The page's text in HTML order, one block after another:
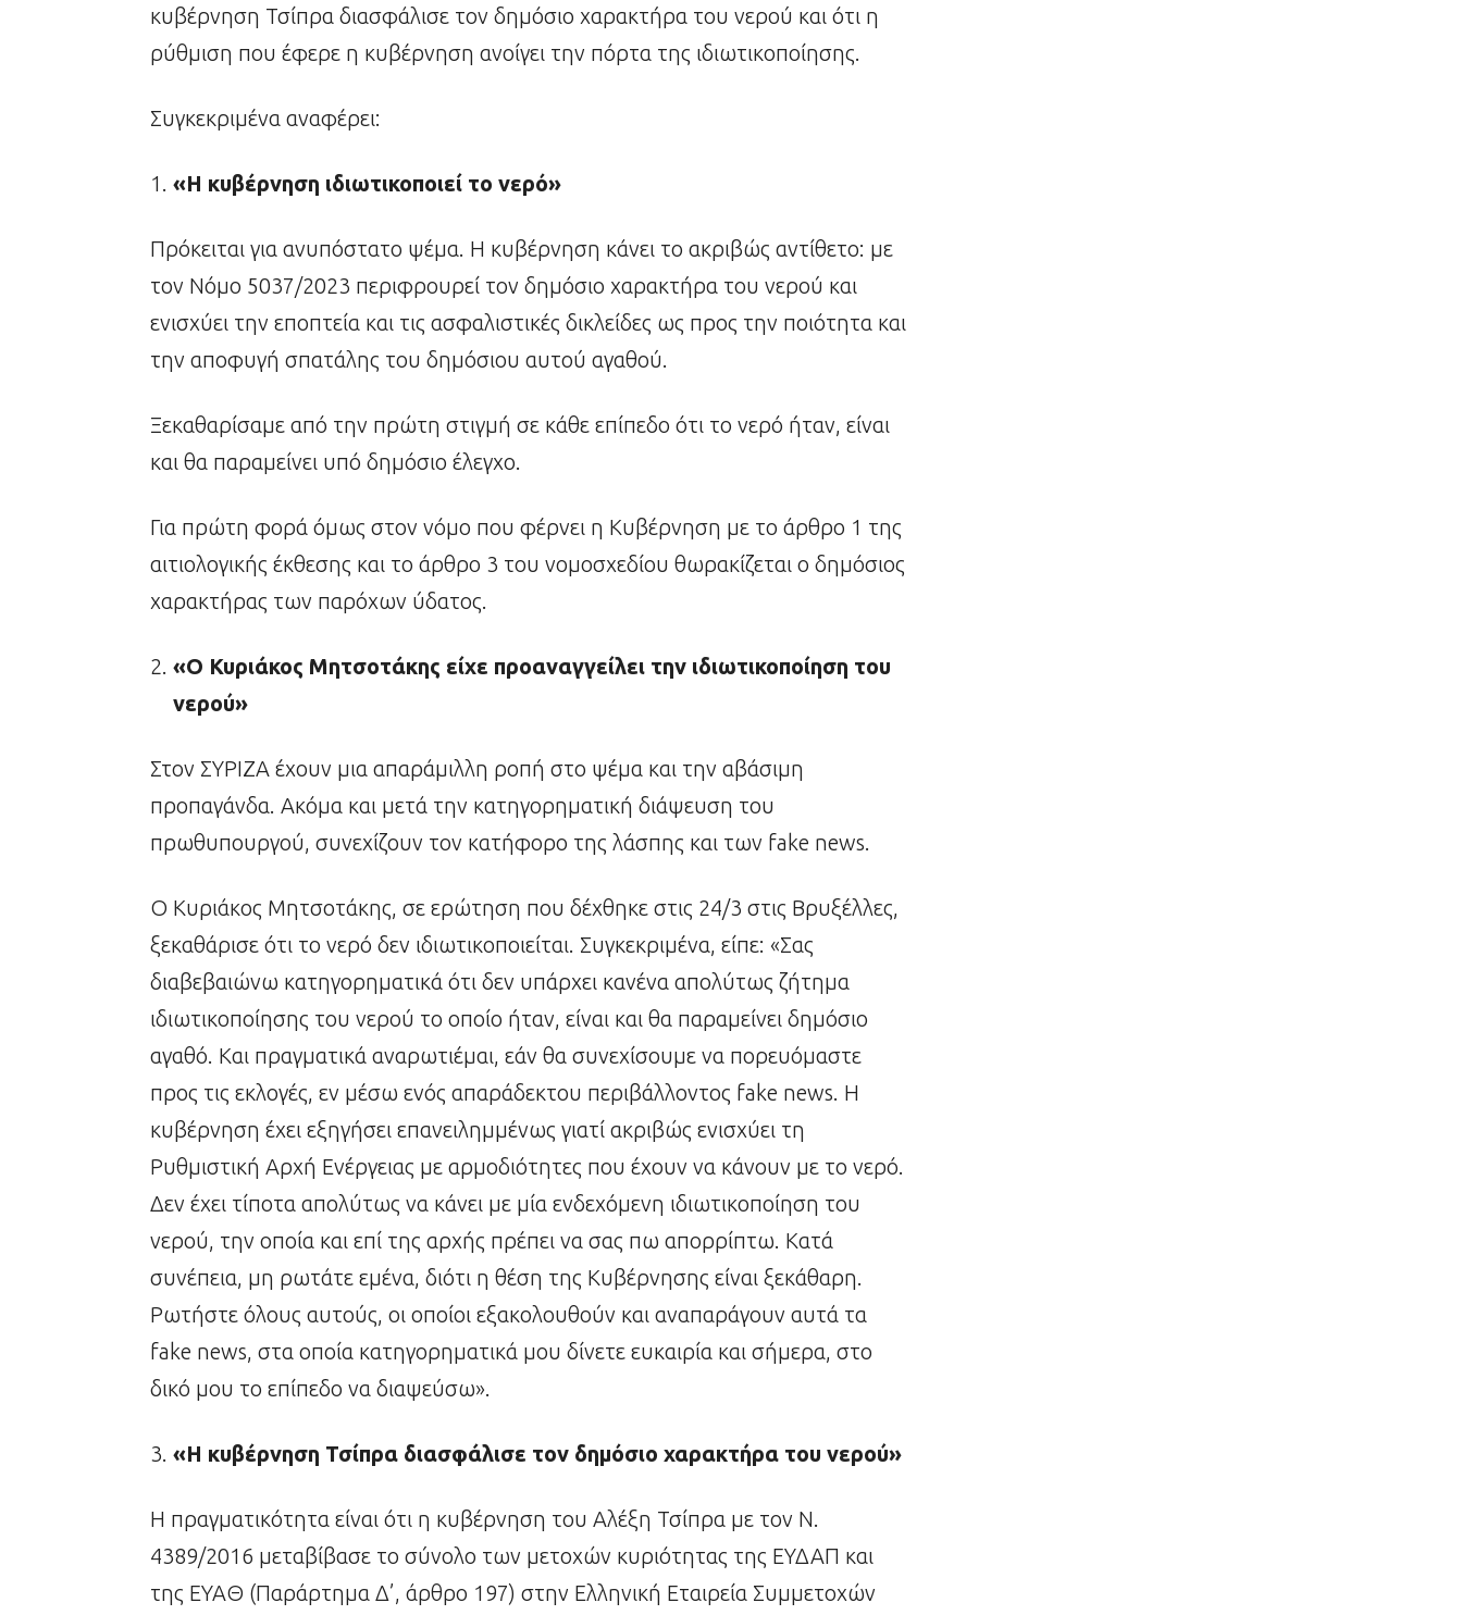
κυβέρνηση Τσίπρα διασφάλισε τον δημόσιο χαρακτήρα του νερού και ότι η
ρύθμιση που έφερε η κυβέρνηση ανοίγει την πόρτα της ιδιωτικοποίησης.
Συγκεκριμένα αναφέρει:
«Η κυβέρνηση ιδιωτικοποιεί το νερό»
Πρόκειται για ανυπόστατο ψέμα. Η κυβέρνηση κάνει το ακριβώς αντίθετο: με
τον Νόμο 5037/2023 περιφρουρεί τον δημόσιο χαρακτήρα του νερού και
ενισχύει την εποπτεία και τις ασφαλιστικές δικλείδες ως προς την ποιότητα και
την αποφυγή σπατάλης του δημόσιου αυτού αγαθού.
Ξεκαθαρίσαμε από την πρώτη στιγμή σε κάθε επίπεδο ότι το νερό ήταν, είναι
και θα παραμείνει υπό δημόσιο έλεγχο.
Για πρώτη φορά όμως στον νόμο που φέρνει η Κυβέρνηση με το άρθρο 1 της
αιτιολογικής έκθεσης και το άρθρο 3 του νομοσχεδίου θωρακίζεται ο δημόσιος
χαρακτήρας των παρόχων ύδατος.
«Ο Κυριάκος Μητσοτάκης είχε προαναγγείλει την ιδιωτικοποίηση του
νερού»
Στον ΣΥΡΙΖΑ έχουν μια απαράμιλλη ροπή στο ψέμα και την αβάσιμη
προπαγάνδα. Ακόμα και μετά την κατηγορηματική διάψευση του
πρωθυπουργού, συνεχίζουν τον κατήφορο της λάσπης και των fake news.
Ο Κυριάκος Μητσοτάκης, σε ερώτηση που δέχθηκε στις 24/3 στις Βρυξέλλες,
ξεκαθάρισε ότι το νερό δεν ιδιωτικοποιείται. Συγκεκριμένα, είπε: «Σας
διαβεβαιώνω κατηγορηματικά ότι δεν υπάρχει κανένα απολύτως ζήτημα
ιδιωτικοποίησης του νερού το οποίο ήταν, είναι και θα παραμείνει δημόσιο
αγαθό. Και πραγματικά αναρωτιέμαι, εάν θα συνεχίσουμε να πορευόμαστε
προς τις εκλογές, εν μέσω ενός απαράδεκτου περιβάλλοντος fake news. Η
κυβέρνηση έχει εξηγήσει επανειλημμένως γιατί ακριβώς ενισχύει τη
Ρυθμιστική Αρχή Ενέργειας με αρμοδιότητες που έχουν να κάνουν με το νερό.
Δεν έχει τίποτα απολύτως να κάνει με μία ενδεχόμενη ιδιωτικοποίηση του
νερού, την οποία και επί της αρχής πρέπει να σας πω απορρίπτω. Κατά
συνέπεια, μη ρωτάτε εμένα, διότι η θέση της Κυβέρνησης είναι ξεκάθαρη.
Ρωτήστε όλους αυτούς, οι οποίοι εξακολουθούν και αναπαράγουν αυτά τα
fake news, στα οποία κατηγορηματικά μου δίνετε ευκαιρία και σήμερα, στο
δικό μου το επίπεδο να διαψεύσω».
«Η κυβέρνηση Τσίπρα διασφάλισε τον δημόσιο χαρακτήρα του νερού»
Η πραγματικότητα είναι ότι η κυβέρνηση του Αλέξη Τσίπρα με τον Ν.
4389/2016 μεταβίβασε το σύνολο των μετοχών κυριότητας της ΕΥΔΑΠ και
της ΕΥΑΘ (Παράρτημα Δ’, άρθρο 197) στην Ελληνική Εταιρεία Συμμετοχών